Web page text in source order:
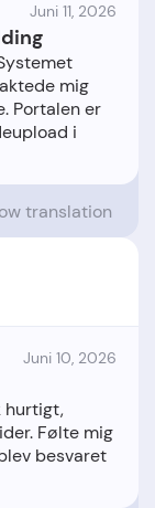
Juni 11, 2026
mig
Portalen er
i
translation
Juni 10, 2026
hurtigt,
Følte mig
besvaret